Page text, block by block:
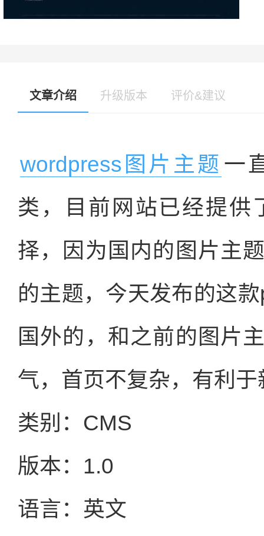
文章介绍 升级版本 评价&建议
wordpress图片主题 一
类，目前网站已经提供
择，因为国内的图片主
的主题，今天发布的这
国外的，和之前的图片
气，首页不复杂，有利
类别：CMS
版本：1.0
语言：英文